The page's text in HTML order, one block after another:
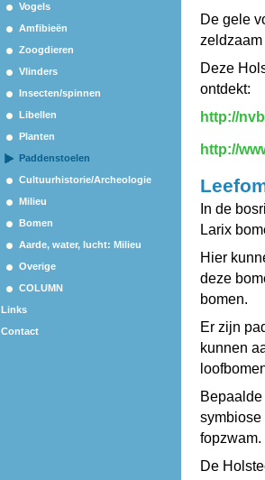
Vogels
Amfibieën
Zoogdieren
Vlinders
Insecten/spinnen
Libellen
Planten
Paddenstoelen
Cultuurhistorie/Archeologie
Milieu
Bomen
Aarde, water, lucht: Milieu
Overige
COLUMN
Links
Contact
De gele
Deze
ontdekt:
http://
http://
In de
Larix
Hier
deze
bomen.
Er zijn
kunnen
symbiose
fopzwam.
De